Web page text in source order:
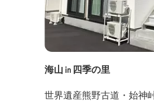
海山㏌四季の里
世界遺産熊野古道・始神